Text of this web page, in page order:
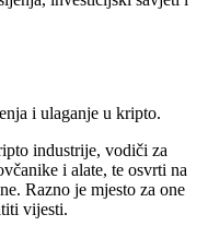
i ulaganje u kripto.
industrije, vodiči za
i alate, te osvrti na
Razno je mjesto za one
vijesti.